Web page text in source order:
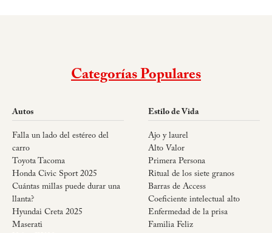
Categorías Populares
Autos
Falla un lado del estéreo del
carro
Toyota Tacoma
Honda Civic Sport 2025
Cuántas millas puede durar una
llanta?
Hyundai Creta 2025
Maserati
Estilo de Vida
Ajo y laurel
Alto Valor
Primera Persona
Ritual de los siete granos
Barras de Access
Coeficiente intelectual alto
Enfermedad de la prisa
Familia Feliz